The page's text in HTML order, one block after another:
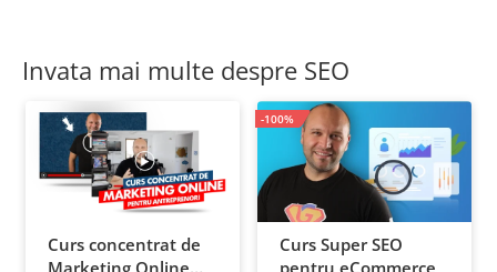
Invata mai multe despre SEO
Curs concentrat de
Curs Super SEO
-100%